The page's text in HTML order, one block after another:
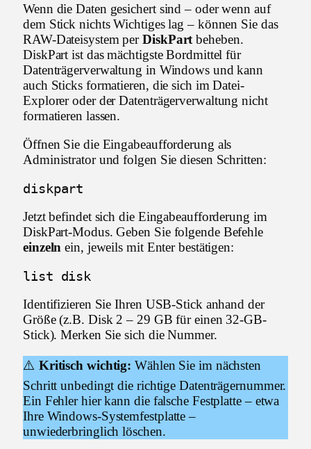
Wenn die Daten gesichert sind – oder wenn auf
dem Stick nichts Wichtiges lag – können Sie das
RAW-Dateisystem perDiskPart beheben.
DiskPart ist das mächtigste Bordmittel für
Datenträgerverwaltung in Windows und kann
auch Sticks formatieren, die sich im Datei-
Explorer oder der Datenträgerverwaltung nicht
formatieren lassen.
Öffnen Sie die Eingabeaufforderung als
Administrator und folgen Sie diesen Schritten:
diskpart
Jetzt befindet sich die Eingabeaufforderung im
DiskPart-Modus. Geben Sie folgende Befehle
einzeln ein, jeweils mit Enter bestätigen:
list disk
Identifizieren Sie Ihren USB-Stick anhand der
Größe (z.B. Disk 2 – 29 GB für einen 32-GB-
Stick). Merken Sie sich die Nummer.
⚠️ Kritisch wichtig: Wählen Sie im nächsten
Schritt unbedingt die richtige Datenträgernummer.
Ein Fehler hier kann die falsche Festplatte – etwa
Ihre Windows-Systemfestplatte –
unwiederbringlich löschen.